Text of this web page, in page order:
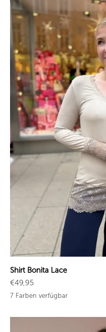
Shirt Bonita Lace
Angebot
€49,95
7 Farben verfügbar